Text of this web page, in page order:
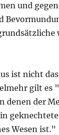
und
ist nicht
gilt es
denen der
Wesen ist."